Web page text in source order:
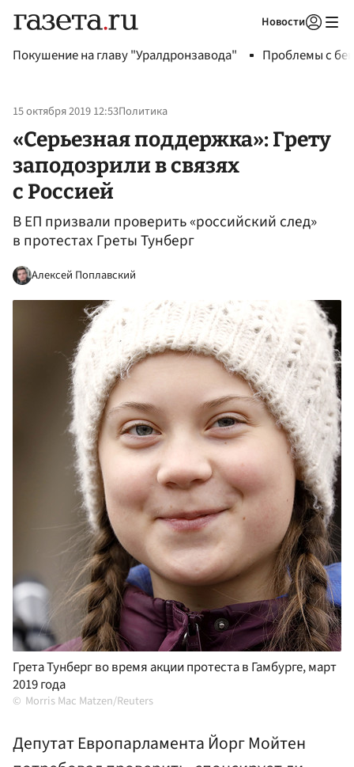
Новости
Покушение на главу "Уралдронзавода" Проблемы с
15 октября 2019 12:53Политика
«Серьезная поддержка»: Грету
заподозрили в связях
с Россией
В ЕП призвали проверить «российский след»
в протестах Греты Тунберг
Алексей Поплавский
Грета Тунберг во время акции протеста в Гамбурге, март
2019 года
Morris Mac Matzen/Reuters
Депутат Европарламента Йорг Мойтен